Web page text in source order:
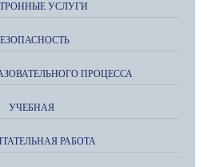
УСЛУГИ
ПРОЦЕССА
УЧЕБНАЯ
РАБОТА